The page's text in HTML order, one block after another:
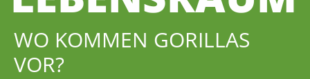
WO KOMMEN GORILLAS
VOR?